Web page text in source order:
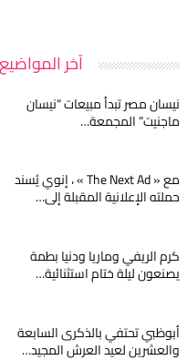
آخر المواضيع
نيسان مصر تبدأ مبيعات “نيسان
ماجنيت” المجمعة…
مع « The Next Ad » ، إنوي يُسند
حملته الإعلانية المقبلة إلى…
كرم الريفي وماريا ودنيا بطمة
يصنعون ليلة ختام استثنائية…
أبوظبي تحتفي بالذكرى السابعة
والعشرين لعيد العرش المجيد…